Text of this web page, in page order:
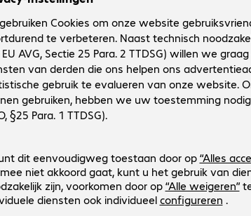
Aansluitingen
LC | LC
Kabellengte:3 m
Diameter kern / binnenmantel
Glasvezeltype:OM3
959920
A50FBLCLC10
Uitvoering: Europa
Aansluitingen:LC | LC
Kabellengte:10 m